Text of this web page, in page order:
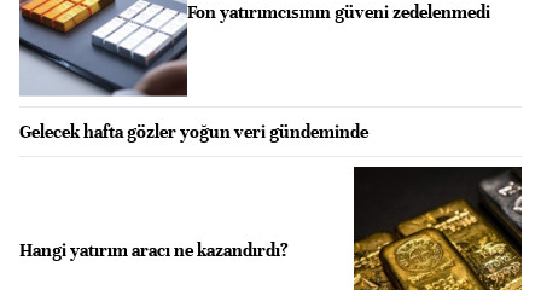
Fon yatırımcısının güveni zedelenmedi
Gelecek hafta gözler yoğun veri gündeminde
Hangi yatırım aracı ne kazandırdı?